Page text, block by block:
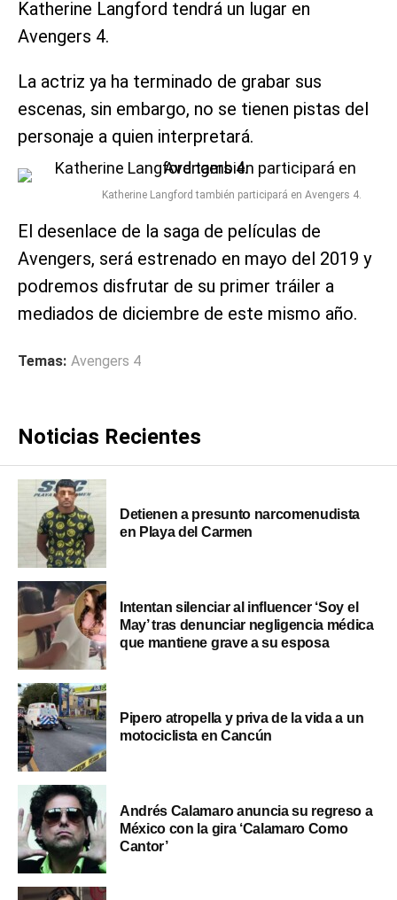
Katherine Langford tendrá un lugar en
Avengers 4.
La actriz ya ha terminado de grabar sus
escenas, sin embargo, no se tienen pistas del
personaje a quien interpretará.
Katherine Langford también participará en Avengers 4.
El desenlace de la saga de películas de
Avengers, será estrenado en mayo del 2019 y
podremos disfrutar de su primer tráiler a
mediados de diciembre de este mismo año.
Temas: Avengers 4
Noticias Recientes
Detienen a presunto narcomenudista
en Playa del Carmen
Intentan silenciar al influencer ‘Soy el
May’ tras denunciar negligencia médica
que mantiene grave a su esposa
Pipero atropella y priva de la vida a un
motociclista en Cancún
Andrés Calamaro anuncia su regreso a
México con la gira ‘Calamaro Como
Cantor’